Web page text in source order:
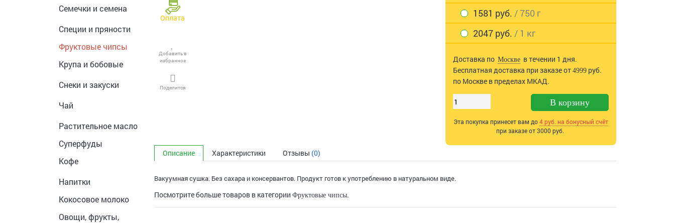
Семечки и семена
Специи и пряности
Фруктовые чипсы
Крупа и бобовые
Снеки и закуски
Чай
Растительное масло
Суперфуды
Кофе
Напитки
Кокосовое молоко
Овощи, фрукты,
Оплата
Добавить в
избранное
Поделится
1581 руб. / 750 г
2047 руб. / 1 кг
Доставка по Москве в течении 1 дня.
Бесплатная доставка при заказе от 4999руб.
по Москве в пределах МКАД.
В корзину
Эта покупка принесет вам до4руб. на бонусный счёт
при заказе от 3000 руб.
Описание Характеристики Отзывы (0)
Вакуумная сушка. Без сахара и консервантов. Продукт готов к употреблению в натуральном виде.
Посмотрите больше товаров в категории Фруктовые чипсы.